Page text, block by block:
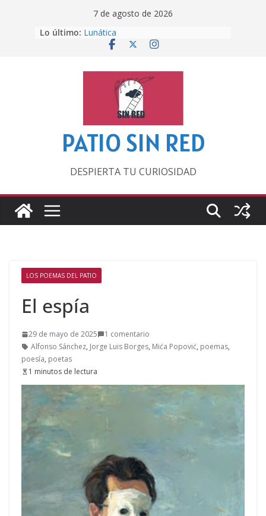
7 de agosto de 2026
Lo último: Lunática
Pero, hasta entonces…
‘La broma infinita’ de recomendar
lecturas veraniegas
Otra del Mundial
PATIO SIN RED
DESPIERTA TU CURIOSIDAD
LOS POEMAS DEL PATIO
El espía
29 de mayo de 2025
1 comentario
Alfonso Sánchez, Jorge Luis Borges, Mića Popović, poemas,
poesía, poetas
1 minutos de lectura